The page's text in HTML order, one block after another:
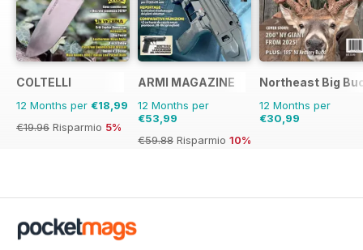
COLTELLI
12 Months per €18,99
€19.96 Risparmio 5%
ARMI MAGAZINE
12 Months per
€53,99
€59.88 Risparmio 10%
Northeast Big
12 Months per
€30,99